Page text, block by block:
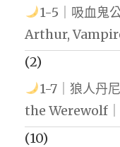
1-5｜吸血鬼
Arthur,
(2)
1-7｜狼人丹
the Werewolf
(10)